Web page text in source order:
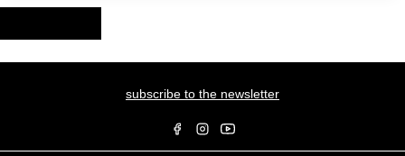
subscribe to the newsletter